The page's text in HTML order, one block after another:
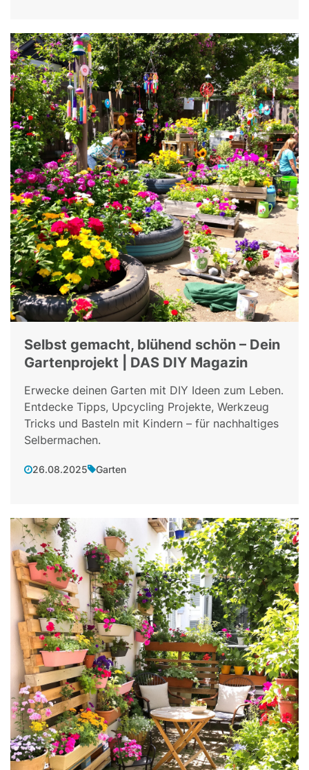
Selbst gemacht, blühend schön – Dein
Gartenprojekt | DAS DIY Magazin
Erwecke deinen Garten mit DIY Ideen zum Leben.
Entdecke Tipps, Upcycling Projekte, Werkzeug
Tricks und Basteln mit Kindern – für nachhaltiges
Selbermachen.
26.08.2025 Garten